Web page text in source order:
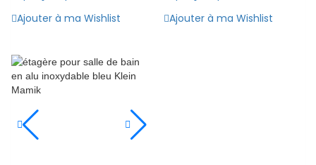
Ajouter à ma Wishlist
Ajouter à ma Wishlist